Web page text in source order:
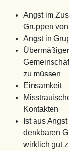
Angst im
Gruppen
Angst in
zu müssen
Einsamkeit
Kontakten
Ist aus
denkbaren
wirklich gut